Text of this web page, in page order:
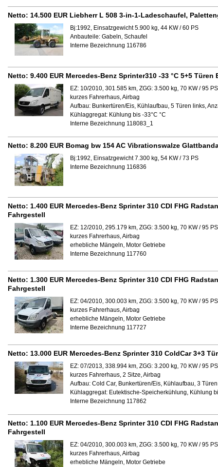
Netto: 14.500 EUR Liebherr L 508 3-in-1-Ladeschaufel,
Bj:1992, Einsatzgewicht 5.900 kg, 44 KW / 60 PS
Anbauteile: Gabeln, Schaufel
Interne Bezeichnung 116786
Netto: 9.400 EUR Mercedes-Benz Sprinter310 -33 °C 5+5
EZ: 10/2010, 301.585 km, ZGG: 3.500 kg, 70 KW / 95
kurzes Fahrerhaus, Airbag
Aufbau: Bunkertüren/Eis, Kühlaufbau, 5 Türen links,
Kühlaggregat: Kühlung bis -33°C °C
Interne Bezeichnung 118083_1
Netto: 8.200 EUR Bomag bw 154 AC Vibrationswalze
Bj:1992, Einsatzgewicht 7.300 kg, 54 KW / 73 PS
Interne Bezeichnung 116836
Netto: 1.400 EUR Mercedes-Benz Sprinter 310 CDI FHG
Fahrgestell
EZ: 12/2010, 295.179 km, ZGG: 3.500 kg, 70 KW / 95
kurzes Fahrerhaus, Airbag
erhebliche Mängeln, Motor Getriebe
Interne Bezeichnung 117760
Netto: 1.300 EUR Mercedes-Benz Sprinter 310 CDI FHG
Fahrgestell
EZ: 04/2010, 300.003 km, ZGG: 3.500 kg, 70 KW / 95
kurzes Fahrerhaus, Airbag
erhebliche Mängeln, Motor Getriebe
Interne Bezeichnung 117727
Netto: 13.000 EUR Mercedes-Benz Sprinter 310 ColdCar 3+3
EZ: 07/2013, 338.994 km, ZGG: 3.200 kg, 70 KW / 95
kurzes Fahrerhaus, 2 Sitze, Airbag
Aufbau: Cold Car, Bunkertüren/Eis, Kühlaufbau, 3
Kühlaggregat: Eutektische-Speicherkühlung, Kühlung
Interne Bezeichnung 117862
Netto: 1.100 EUR Mercedes-Benz Sprinter 310 CDI FHG
Fahrgestell
EZ: 04/2010, 300.003 km, ZGG: 3.500 kg, 70 KW / 95
kurzes Fahrerhaus, Airbag
erhebliche Mängeln, Motor Getriebe